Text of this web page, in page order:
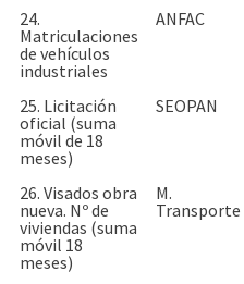
24.
Matriculaciones
de vehículos
industriales
ANFAC
25. Licitación
oficial (suma
móvil de 18
meses)
SEOPAN
26. Visados obra
nueva. Nº de
viviendas (suma
móvil 18
meses)
M.
Transporte